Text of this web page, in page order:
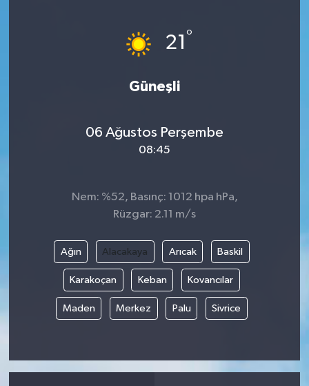
21 °
Güneşli
06 Ağustos Perşembe
08:45
Nem: %52, Basınç: 1012 hpa hPa,
Rüzgar: 2.11 m/s
Ağın Alacakaya Arıcak Baskil
Karakoçan Keban Kovancılar
Maden Merkez Palu Sivrice
Yaşam
Yurttan